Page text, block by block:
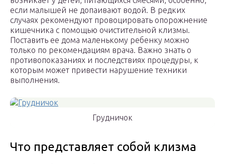
если малышей не допаивают водой. В редких
случаях рекомендуют провоцировать опорожнение
кишечника с помощью очистительной клизмы.
Поставить ее дома маленькому ребенку можно
только по рекомендациям врача. Важно знать о
противопоказаниях и последствиях процедуры, к
которым может привести нарушение техники
выполнения.
Грудничок
Что представляет собой клизма